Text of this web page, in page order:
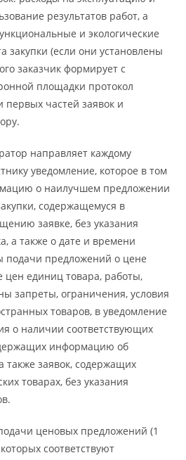
результатов работ, а
и экологические
закупки (если они установлены
заказчик формирует с
площадки протокол
первых частей заявок и
направляет каждому
уведомление, которое в том
о наилучшем предложении
содержащемуся в
заявке, без указания
а также о дате и времени
подачи предложений о цене
цен единиц товара, работы,
запреты, ограничения, условия
товаров, в уведомление
о наличии соответствующих
информацию об
также заявок, содержащих
товарах, без указания
ценовых предложений (1
соответствуют